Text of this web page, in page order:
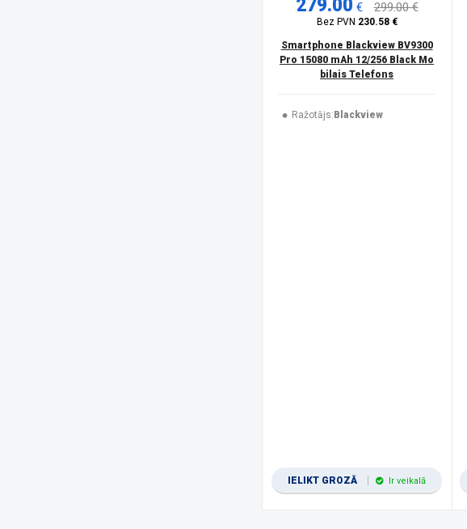
279.00 € 299.00 €
Bez PVN 230.58 €
Smartphone Blackview BV9300
Pro 15080 mAh 12/256 Black Mo
bilais Telefons
Ražotājs: Blackview
IELIKT GROZĀ Ir veikalā